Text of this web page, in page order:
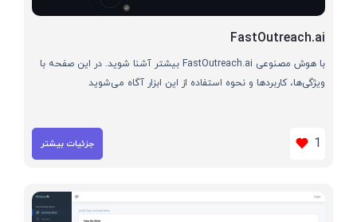
FastOutreach.ai
با هوش مصنوعی FastOutreach.ai بیشتر آشنا شوید. در این صفحه با
ویژگی‌ها، کاربردها و نحوه استفاده از این ابزار آگاه می‌شوید
1 جزئیات بیشتر